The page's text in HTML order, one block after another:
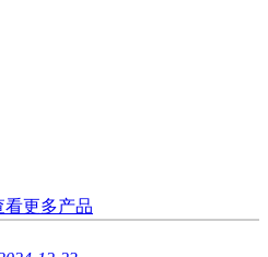
看更多产品